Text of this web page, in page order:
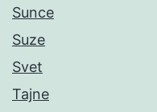
Sunce
Suze
Svet
Tajne